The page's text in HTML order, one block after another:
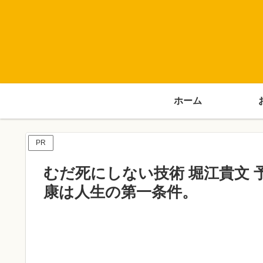
ホーム
PR
むだ死にしない技術 堀江貴文
康は人生の第一条件。